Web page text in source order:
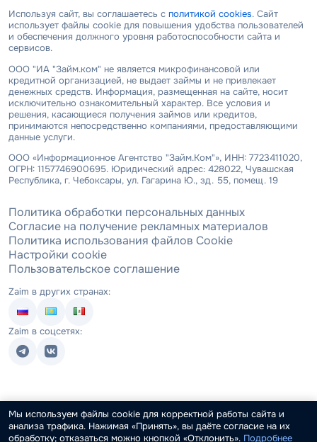
Используя сайт, вы соглашаетесь с политикой cookies. Сайт
использует файлы cookie для повышения удобства пользователей
и обеспечения должного уровня работоспособности сайта и
сервисов.
ООО "ИА "Займ.ком" не является микрофинансовой или
кредитной организацией, не выдает займы и не привлекает
денежных средств. Информация, размещенная на сайте, носит
исключительно ознакомительный характер. Все условия и
решения, касающиеся получения займов или кредитов,
принимаются непосредственно компаниями, предоставляющими
данные услуги.
ООО «Информационное Агентство "Займ.Ком"», ИНН: 7723411020,
ОГРН: 1157746900695. Юридический адрес: 428022, Чувашская
Республика, г. Чебоксары, ул. Гагарина Ю., зд. 55, помещ. 19
Политика обработки персональных данных
Согласие на получение рекламных материалов
Политика использования файлов Cookie
Настройки cookie
Пользовательское соглашение
Zaim в других странах:
Zaim в соцсетях:
Мы используем файлы cookie для корректной работы сайта и
анализа трафика. Нажимая «Принять», вы даёте согласие на их
обработку; отказаться можно кнопкой «Отклонить». Подробнее